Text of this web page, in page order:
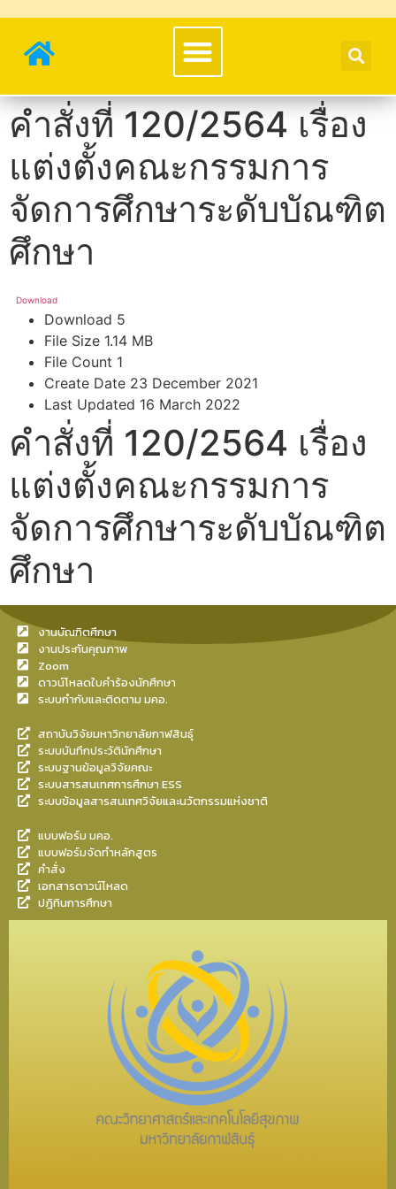
คำสั่งที่ 120/2564 เรื่อง
แต่งตั้งคณะกรรมการ
จัดการศึกษาระดับบัณฑิต
ศึกษา
Download
Download 5
File Size 1.14 MB
File Count 1
Create Date 23 December 2021
Last Updated 16 March 2022
คำสั่งที่ 120/2564 เรื่อง
แต่งตั้งคณะกรรมการ
จัดการศึกษาระดับบัณฑิต
ศึกษา
งานบัณฑิตศึกษา
งานประกันคุณภาพ
Zoom
ดาวน์โหลดใบคำร้องนักศึกษา
ระบบกำกับและติดตาม มคอ.
สถาบันวิจัยมหาวิทยาลัยกาฬสินธุ์
ระบบบันทึกประวัตินักศึกษา
ระบบฐานข้อมูลวิจัยคณะ
ระบบสารสนเทศการศึกษา ESS
ระบบข้อมูลสารสนเทศวิจัยและนวัตกรรมแห่งชาติ
แบบฟอร์ม มคอ.
แบบฟอร์มจัดทำหลักสูตร
คำสั่ง
เอกสารดาวน์โหลด
ปฎิทินการศึกษา